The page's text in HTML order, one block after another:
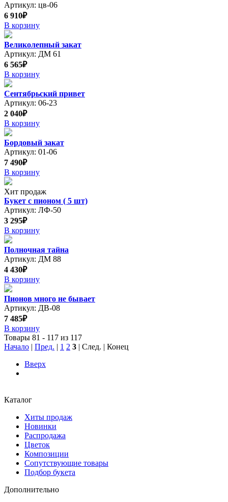
Артикул: цв-06
6 910₽
В корзину
Великолепный закат
Артикул: ДМ 61
6 565₽
В корзину
Сентябрьский привет
Артикул: 06-23
2 040₽
В корзину
Бордовый закат
Артикул: 01-06
7 490₽
В корзину
Хит продаж
Букет с пионом ( 5 шт)
Артикул: ЛФ-50
3 295₽
В корзину
Полночная тайна
Артикул: ДМ 88
4 430₽
В корзину
Пионов много не бывает
Артикул: ДВ-08
7 485₽
В корзину
Товары 81 - 117 из 117
Начало | Пред. | 1 2 3 | След. | Конец
Вверх
Каталог
Хиты продаж
Новинки
Распродажа
Цветок
Композиции
Сопутствующие товары
Подбор букета
Дополнительно